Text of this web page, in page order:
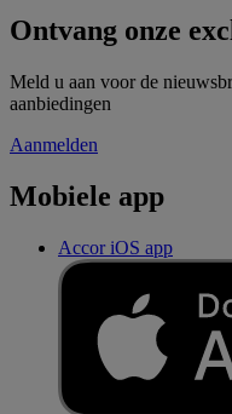
Ontvang onze
Meld u aan voor de
aanbiedingen
Aanmelden
Mobiele app
Accor iOS app